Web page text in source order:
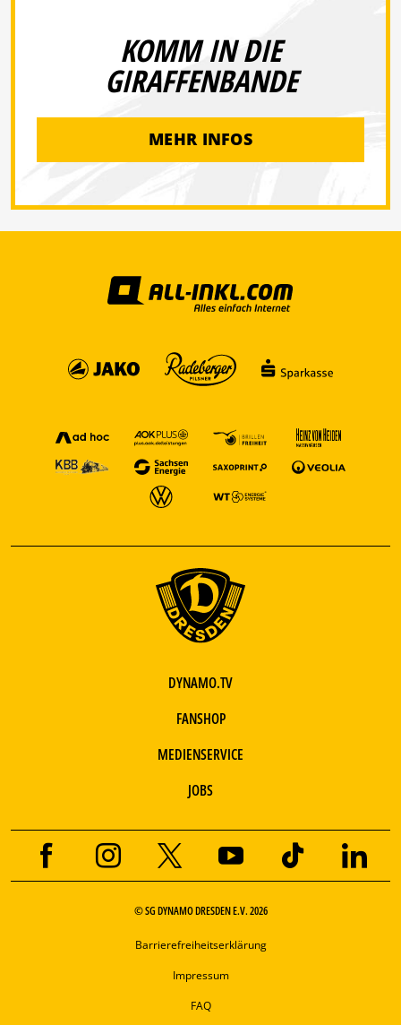
KOMM IN DIE
GIRAFFENBANDE
MEHR INFOS
DYNAMO.TV
FANSHOP
MEDIENSERVICE
JOBS
© SG DYNAMO DRESDEN E.V. 2026
Barrierefreiheitserklärung
Impressum
FAQ